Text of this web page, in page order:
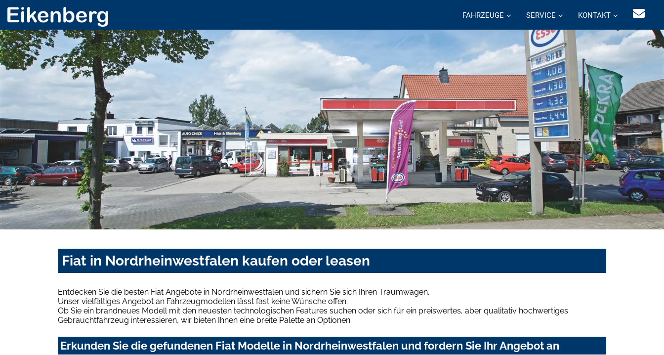
FAHRZEUGE SERVICE KONTAKT
Fiat in Nordrheinwestfalen kaufen oder leasen
Entdecken Sie die besten Fiat Angebote in Nordrheinwestfalen und sichern Sie sich Ihren Traumwagen.
Unser vielfältiges Angebot an Fahrzeugmodellen lässt fast keine Wünsche offen.
Ob Sie ein brandneues Modell mit den neuesten technologischen Features suchen oder sich für ein preiswertes, aber qualitativ hochwertiges
Gebrauchtfahrzeug interessieren, wir bieten Ihnen eine breite Palette an Optionen.
Erkunden Sie die gefundenen Fiat Modelle in Nordrheinwestfalen und fordern Sie Ihr Angebot an